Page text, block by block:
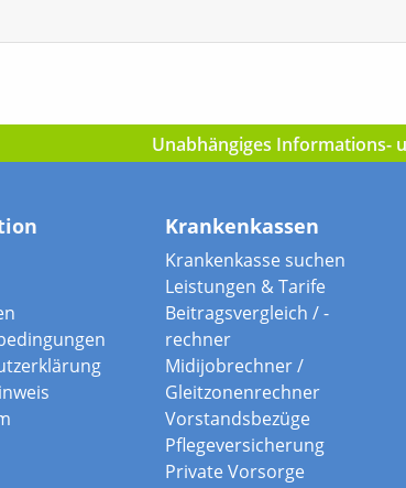
Unabhängiges Informations-
Krankenkassen
Krankenkasse suchen
Leistungen & Tarife
Beitragsvergleich / -
rechner
Midijobrechner /
Gleitzonenrechner
Vorstandsbezüge
Pflegeversicherung
Private Vorsorge